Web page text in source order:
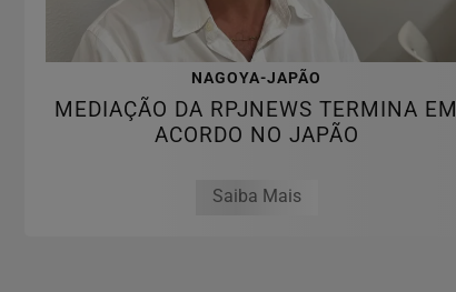
NAGOYA-JAPÃO
MEDIAÇÃO DA RPJNEWS TERMINA EM
ACORDO NO JAPÃO
Saiba Mais